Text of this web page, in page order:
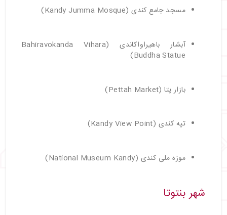
مسجد جامع کندی (Kandy Jumma Mosque)
آبشار باهیراواکاندی (Bahiravokanda Vihara
Buddha Statue)
بازار پتا (Pettah Market)
تپه کندی (Kandy View Point)
موزه ملی کندی (National Museum Kandy)
شهر بنتوتا